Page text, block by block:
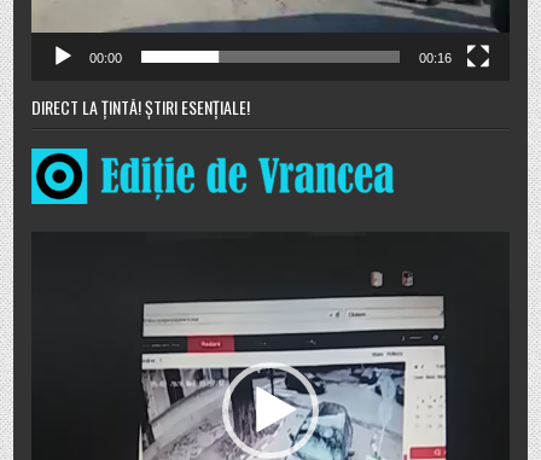
00:00 00:16
DIRECT LA ȚINTĂ! ȘTIRI ESENȚIALE!